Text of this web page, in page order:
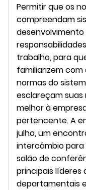
Permitir que os
compreendam
desenvolvimento
trabalho, para
familiarizem
normas do
esclareçam
melhor à
pertencente. A
julho, um
intercâmbio
salão de
principais líderes
departamentais